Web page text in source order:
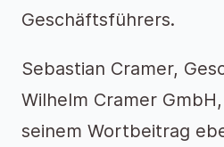
Geschäftsführers.
Sebastian Cramer,
Wilhelm Cramer
seinem Wortbeitrag